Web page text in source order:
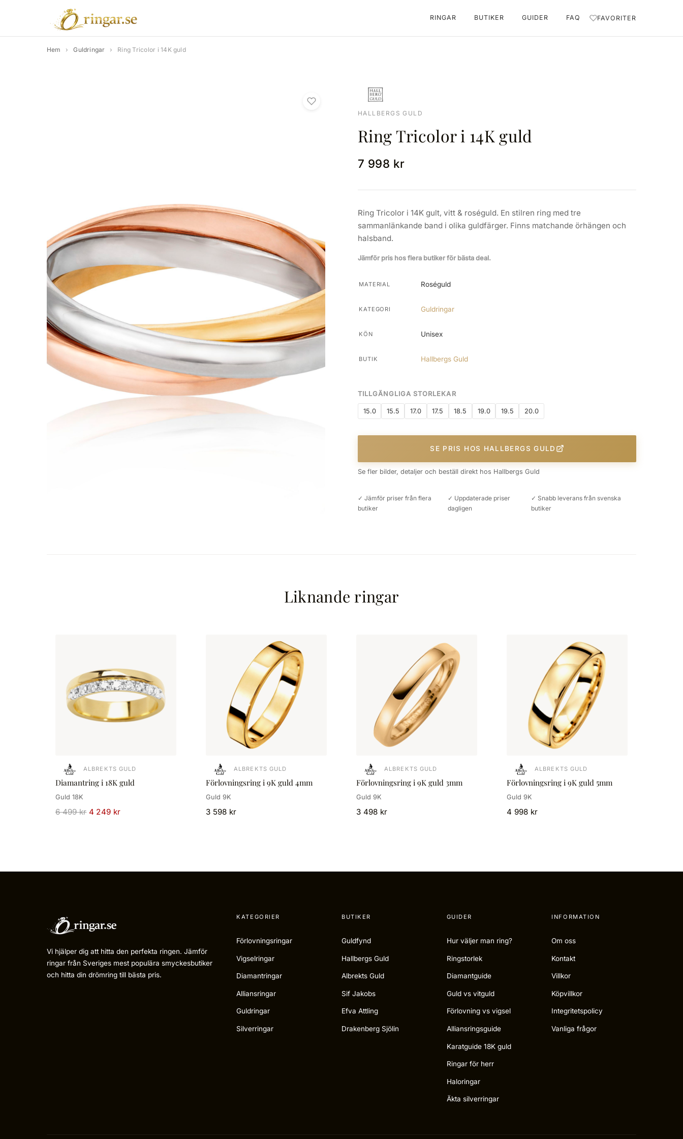
RINGAR BUTIKER GUIDER FAQ FAVORITER
Hem › Guldringar › Ring Tricolor i 14K guld
HALLBERGS GULD
Ring Tricolor i 14K guld
7 998 kr
Ring Tricolor i 14K gult, vitt & roséguld. En stilren ring med tre
sammanlänkande band i olika guldfärger. Finns matchande örhängen och
halsband.
Jämför pris hos flera butiker för bästa deal.
MATERIAL Roséguld
KATEGORI Guldringar
KÖN Unisex
BUTIK Hallbergs Guld
TILLGÄNGLIGA STORLEKAR
15.0 15.5 17.0 17.5 18.5 19.0 19.5 20.0
SE PRIS HOS HALLBERGS GULD
Se fler bilder, detaljer och beställ direkt hos Hallbergs Guld
✓ Jämför priser från flera
butiker
✓ Uppdaterade priser
dagligen
✓ Snabb leverans från svenska
butiker
Liknande ringar
ALBREKTS GULD
Diamantring i 18K guld
Guld 18K
6 499 kr 4 249 kr
ALBREKTS GULD
Förlovningsring i 9K guld 4mm
Guld 9K
3 598 kr
ALBREKTS GULD
Förlovningsring i 9K guld 3mm
Guld 9K
3 498 kr
ALBREKTS GULD
Förlovningsring i 9K guld 5mm
Guld 9K
4 998 kr
Vi hjälper dig att hitta den perfekta ringen. Jämför
ringar från Sveriges mest populära smyckesbutiker
och hitta din drömring till bästa pris.
KATEGORIER
Förlovningsringar
Vigselringar
Diamantringar
Alliansringar
Guldringar
Silverringar
BUTIKER
Guldfynd
Hallbergs Guld
Albrekts Guld
Sif Jakobs
Efva Attling
Drakenberg Sjölin
GUIDER
Hur väljer man ring?
Ringstorlek
Diamantguide
Guld vs vitguld
Förlovning vs vigsel
Alliansringsguide
Karatguide 18K guld
Ringar för herr
Haloringar
Äkta silverringar
INFORMATION
Om oss
Kontakt
Villkor
Köpvillkor
Integritetspolicy
Vanliga frågor